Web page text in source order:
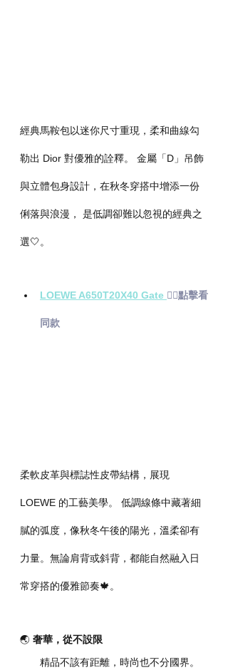
經典馬鞍包以迷你尺寸重現，柔和曲線勾
勒出 Dior 對優雅的詮釋。 金屬「D」吊飾
與立體包身設計，在秋冬穿搭中增添一份
俐落與浪漫， 是低調卻難以忽視的經典之
選🤍。
LOEWE A650T20X40 Gate 👉🏻點擊看
同款
柔軟皮革與標誌性皮帶結構，展現
LOEWE 的工藝美學。 低調線條中藏著細
膩的弧度，像秋冬午後的陽光，溫柔卻有
力量。無論肩背或斜背，都能自然融入日
常穿搭的優雅節奏🍁。
🌏 奢華，從不設限